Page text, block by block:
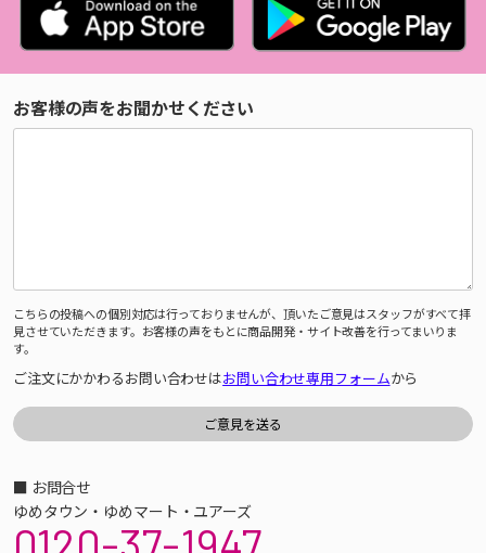
お客様の声をお聞かせください
こちらの投稿への個別対応は行っておりませんが、頂いたご意見はスタッフがすべて拝
見させていただきます。お客様の声をもとに商品開発・サイト改善を行ってまいりま
す。
ご注文にかかわるお問い合わせはお問い合わせ専用フォームから
■ お問合せ
ゆめタウン・ゆめマート・ユアーズ